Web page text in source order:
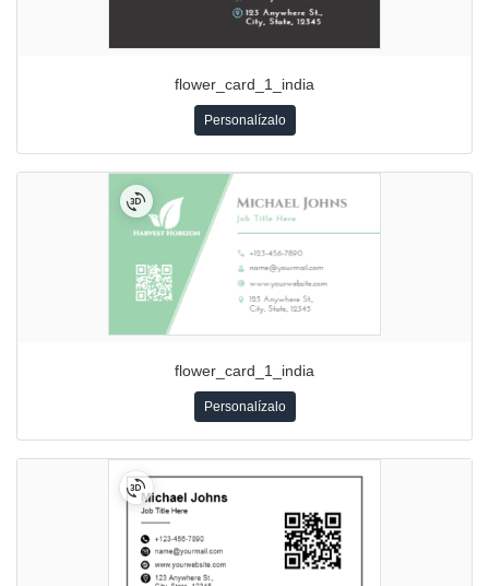
flower_card_1_india
Personalízalo
flower_card_1_india
Personalízalo